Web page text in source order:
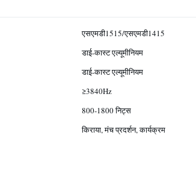
एसएमडी1515/एसएमडी1415
डाई-कास्ट एल्यूमीनियम
डाई-कास्ट एल्यूमीनियम
≥3840Hz
800-1800 निट्स
किराया, मंच प्रदर्शन, कार्यक्रम